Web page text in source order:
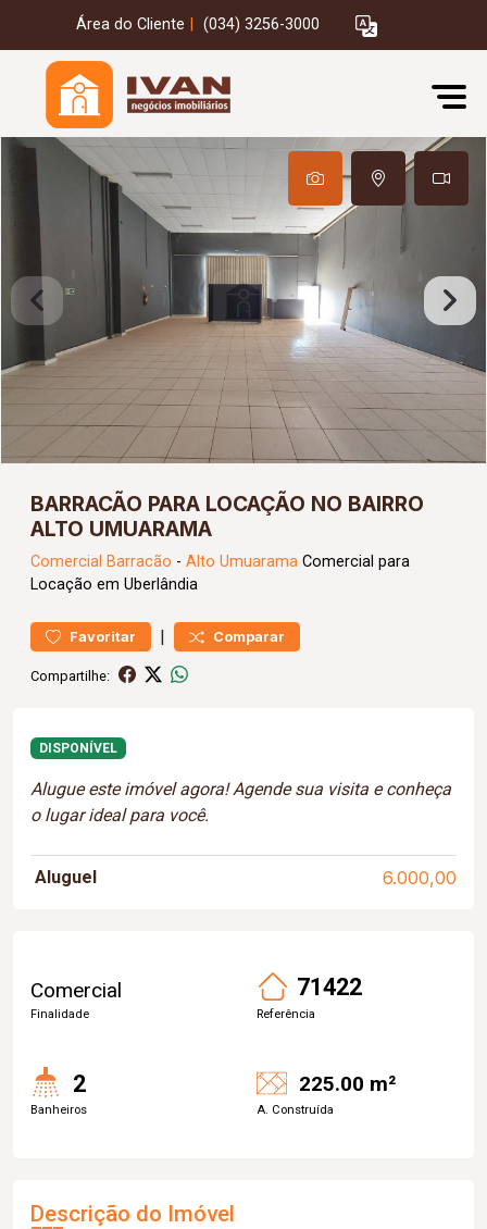
Área do Cliente (034) 3256-3000
BARRACÃO PARA LOCAÇÃO NO BAIRRO
ALTO UMUARAMA
Comercial Barracão - Alto Umuarama Comercial para
Locação em Uberlândia
Favoritar | Comparar
Compartilhe:
DISPONÍVEL
Alugue este imóvel agora! Agende sua visita e conheça
o lugar ideal para você.
Aluguel 6.000,00
Comercial
Finalidade
71422
Referência
2
Banheiros
225.00 m²
A. Construída
Descrição do Imóvel